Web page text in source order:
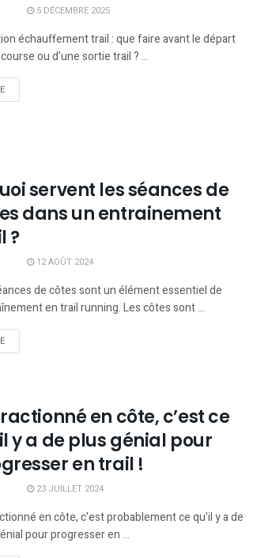
5 DÉCEMBRE 2025
échauffement trail : que faire avant le départ
ou d'une sortie trail ? ...
servent les séances de
dans un entrainement
?
12 AOÛT 2024
de côtes sont un élément essentiel de
en trail running. Les côtes sont ...
en côte, c’est ce
y a de plus génial pour
en trail !
23 JUILLET 2024
en côte, c'est probablement ce qu'il y a de
pour progresser en ...